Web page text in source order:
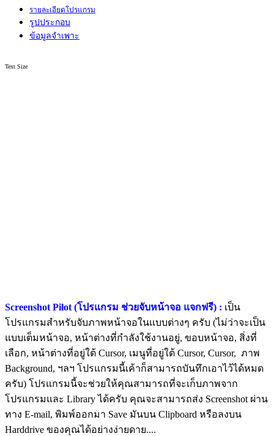
รายละเอียดโปรแกรม
รูปประกอบ
ข้อมูลจำเพาะ
Text Size
Screenshot Pilot (โปรแกรม ช่วยจับหน้าจอ แจกฟรี) : เป็น
โปรแกรมสำหรับจับภาพหน้าจอในแบบต่างๆ ครับ (ไม่ว่าจะเป็น
แบบเต็มหน้าจอ, หน้าต่างที่กำลังใช้งานอยู่, ขอบหน้าจอ, สิ่งที่
เลือก, หน้าต่างที่อยู่ใต้ Cursor, เมนูที่อยู่ใต้ Cursor, Cursor, ภาพ
Background, ฯลฯ โปรแกรมนี้เค้าก็สามารถบันทึกเอาไว้ได้หมด
ครับ) โปรแกรมนี้จะช่วยให้คุณสามารถที่จะเก็บภาพจาก
โปรแกรมและ Library ได้ครับ คุณจะสามารถส่ง Screenshot ผ่าน
ทาง E-mail, พิมพ์ออกมา Save มันบน Clipboard หรือลงบน
Harddrive ของคุณได้อย่างง่ายดาย....